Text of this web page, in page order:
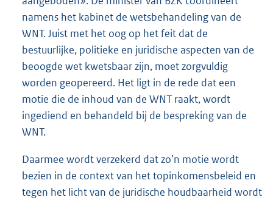
namens het kabinet de wetsbehandeling van de
WNT. Juist met het oog op het feit dat de
bestuurlijke, politieke en juridische aspecten van de
beoogde wet kwetsbaar zijn, moet zorgvuldig
worden geopereerd. Het ligt in de rede dat een
motie die de inhoud van de WNT raakt, wordt
ingediend en behandeld bij de bespreking van de
WNT.
Daarmee wordt verzekerd dat zo’n motie wordt
bezien in de context van het topinkomensbeleid en
tegen het licht van de juridische houdbaarheid wordt